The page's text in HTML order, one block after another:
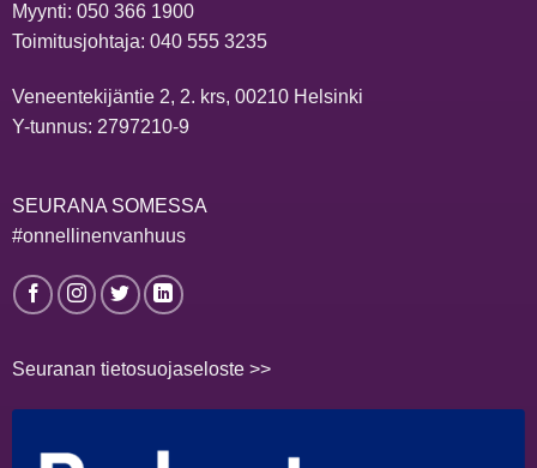
Myynti: 050 366 1900
Toimitusjohtaja: 040 555 3235
Veneentekijäntie 2, 2. krs, 00210 Helsinki
Y-tunnus: 2797210-9
SEURANA SOMESSA
#onnellinenvanhuus
Seuranan tietosuojaseloste >>